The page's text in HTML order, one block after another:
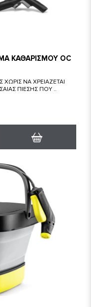
ΚΑΘΑΡΙΣΜΟΥ OC
ΝΑ ΧΡΕΙΑΖΕΤΑΙ
ΠΙΕΣΗΣ ΠΟΥ ..